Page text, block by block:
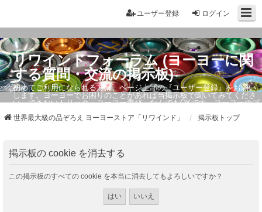
ログイン
ユーザー登録
リワインドフォーラム (ヨーヨーに関
する質問・交流の掲示板)
初めてご利用になられる方は、ページ上部の『ユーザー登録』をお願い
します。ヨーヨーでお困りのことがあれば当掲示板で聞いてみてくださ
い。できないトリック・ヨーヨー選び、なんでもOKです。ヨーヨーのプ
世界最大級の品ぞろえ ヨーヨーストア「リワインド」 掲示板トップ
掲示板の cookie を消去する
この掲示板のすべての cookie を本当に消去してもよろしいですか？